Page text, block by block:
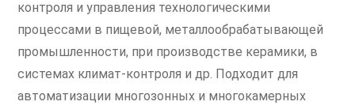
контроля и управления технологическими
процессами в пищевой, металлообрабатывающей
промышленности, при производстве керамики, в
системах климат-контроля и др. Подходит для
автоматизации многозонных и многокамерных